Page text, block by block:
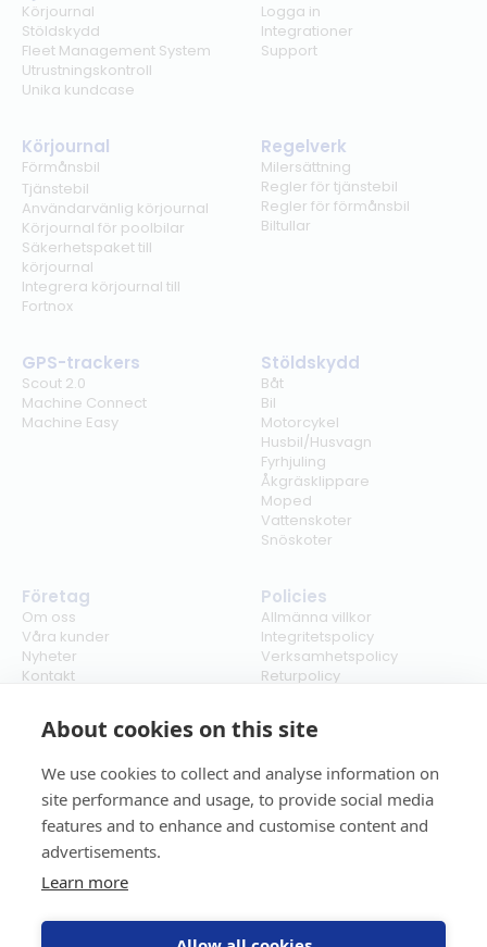
About cookies on this site
We use cookies to collect and analyse information on
site performance and usage, to provide social media
features and to enhance and customise content and
advertisements.
Learn more
Körjournal
Stöldskydd
Fleet Management System
Utrustningskontroll
Unika kundcase
Logga in
Integrationer
Support
Körjournal
Förmånsbil
Tjänstebil
Användarvänlig körjournal
Körjournal för poolbilar
Säkerhetspaket till
körjournal
Integrera körjournal till
Fortnox
Regelverk
Milersättning
Regler för tjänstebil
Regler för förmånsbil
Biltullar
GPS-trackers
Scout 2.0
Machine Connect
Machine Easy
Stöldskydd
Båt
Bil
Motorcykel
Husbil/Husvagn
Fyrhjuling
Åkgräsklippare
Moped
Vattenskoter
Snöskoter
Företag
Om oss
Våra kunder
Nyheter
Kontakt
Policies
Allmänna villkor
Integritetspolicy
Verksamhetspolicy
Returpolicy
Cookies